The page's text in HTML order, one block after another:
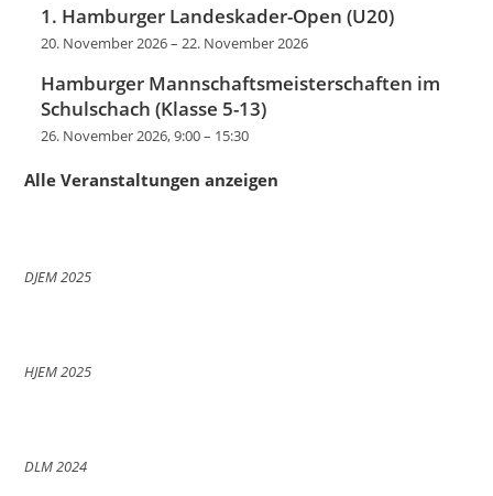
1. Hamburger Landeskader-Open (U20)
20. November 2026–22. November 2026
Hamburger Mannschaftsmeisterschaften im
Schulschach (Klasse 5-13)
26. November 2026, 9:00– 15:30
Alle Veranstaltungen anzeigen
DJEM 2025
HJEM 2025
DLM 2024